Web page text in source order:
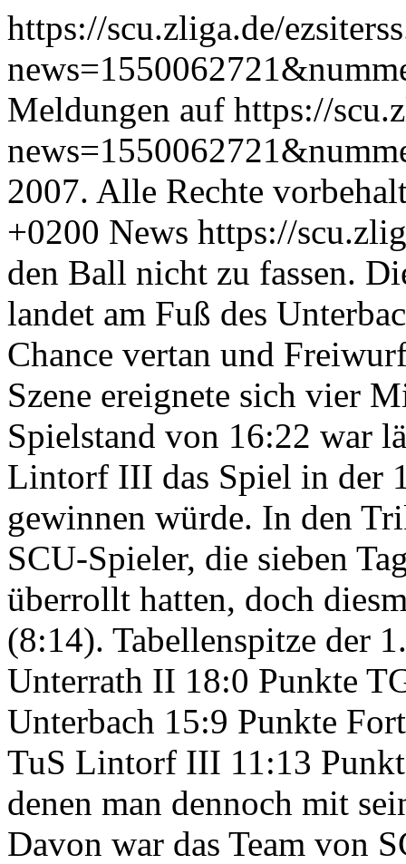
https://scu.zliga.de/
Meldungen auf https://
2007. Alle Rechte
+0200 News https://
den Ball nicht zu fassen.
landet am Fuß des
Chance vertan und
Szene ereignete sich vier
Spielstand von 16:22 war
Lintorf III das Spiel in der
gewinnen würde. In den
SCU-Spieler, die sieben
überrollt hatten, doch
(8:14). Tabellenspitze der
Unterrath II 18:0 Punkte
Unterbach 15:9 Punkte
TuS Lintorf III 11:13
denen man dennoch mit
Davon war das Team von